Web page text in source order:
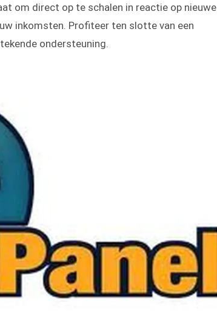
om direct op te schalen in reactie op nieuwe
inkomsten. Profiteer ten slotte van een
ondersteuning.